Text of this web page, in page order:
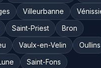
Villeurbanne
Saint-Priest
Bron
Vaulx-en-Velin
Oullins
Saint-Fons